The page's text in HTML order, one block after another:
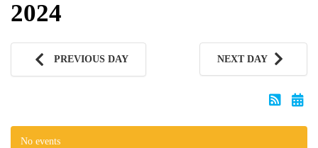
KONTAKT
TANZMEISTER
2024
PREVIOUS DAY NEXT DAY
No events